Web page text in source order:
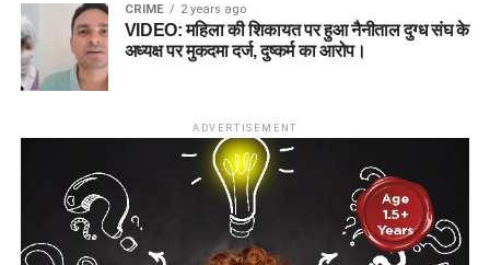
CRIME 2 years ago
VIDEO: महिला की शिकायत पर हुआ नैनीताल दुग्ध संघ के
अध्यक्ष पर मुकदमा दर्ज, दुष्कर्म का आरोप।
ADVERTISEMENT